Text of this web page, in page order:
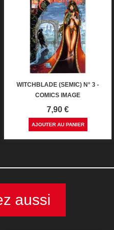
WITCHBLADE (SEMIC) N° 3 -
COMICS IMAGE
Prix
7,90 €
AJOUTER AU PANIER
aussi